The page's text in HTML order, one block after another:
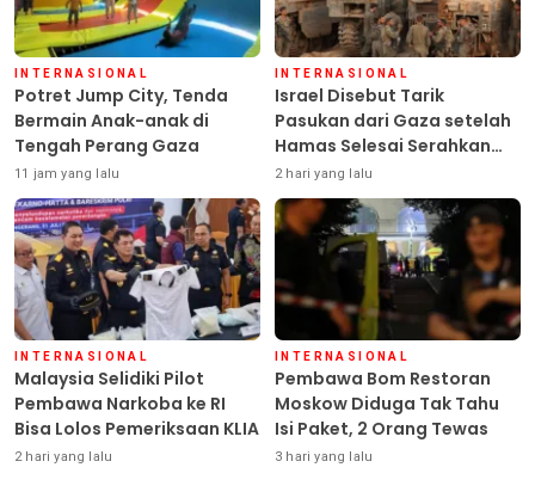
INTERNASIONAL
Potret Jump City, Tenda
Bermain Anak-anak di
Tengah Perang Gaza
11 jam yang lalu
INTERNASIONAL
Israel Disebut Tarik
Pasukan dari Gaza setelah
Hamas Selesai Serahkan
Senjata
2 hari yang lalu
INTERNASIONAL
Malaysia Selidiki Pilot
Pembawa Narkoba ke RI
Bisa Lolos Pemeriksaan KLIA
2 hari yang lalu
INTERNASIONAL
Pembawa Bom Restoran
Moskow Diduga Tak Tahu
Isi Paket, 2 Orang Tewas
3 hari yang lalu